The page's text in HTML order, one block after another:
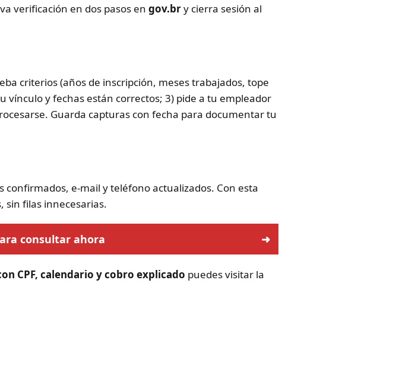
verificación en dos pasos en gov.bry cierra sesión al
criterios (años de inscripción, meses trabajados, tope
vínculo y fechas están correctos; 3) pide a tu empleador
Guarda capturas con fecha para documentar tu
confirmados, e-mail y teléfono actualizados. Con esta
sin filas innecesarias.
consultar ahora
CPF, calendario y cobro explicado puedes visitar la